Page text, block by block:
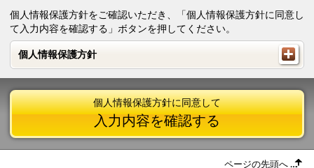
個人情報保護方針をご確認いただき、「個人情報保護方針に同意し
て入力内容を確認する」ボタンを押してください。
個人情報保護方針
個人情報保護方針
個人情報保護方針に同意して
入力内容を確認する
ページの先頭へ